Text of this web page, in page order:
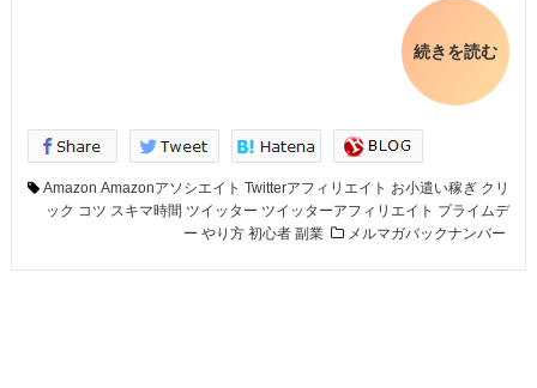
続きを読む
Amazon Amazonアソシエイト Twitterアフィリエイト お小遣い稼ぎ クリ
ック コツ スキマ時間 ツイッター ツイッターアフィリエイト プライムデ
ー やり方 初心者 副業 メルマガバックナンバー